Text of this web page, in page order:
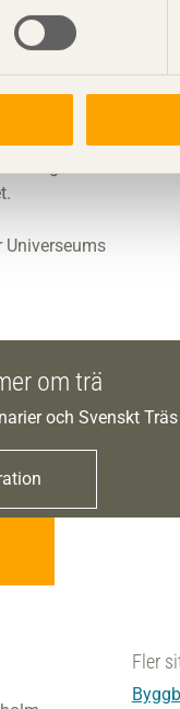
övertydligt, att
och
signum för
Universeums
om trä
och Svenskt
Fler